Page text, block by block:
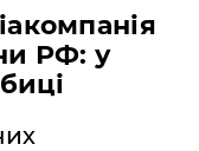
РФ: у